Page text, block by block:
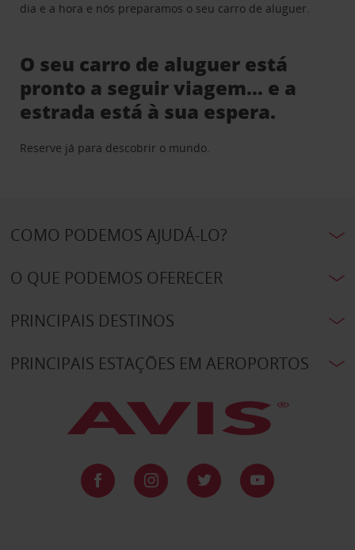
dia e a hora e nós preparamos o seu carro de aluguer.
O seu carro de aluguer está
pronto a seguir viagem… e a
estrada está à sua espera.
Reserve já para descobrir o mundo.
COMO PODEMOS AJUDÁ-LO?
O QUE PODEMOS OFERECER
PRINCIPAIS DESTINOS
PRINCIPAIS ESTAÇÕES EM AEROPORTOS